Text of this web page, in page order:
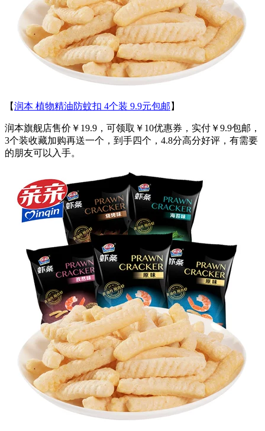
【润本 植物精油防蚊扣 4个装 9.9元包邮 】
润本旗舰店售价￥19.9，可领取￥10优惠券，实付￥9.9包邮，
3个装收藏加购再送一个，到手四个，4.8分高分好评，有需要
的朋友可以入手。